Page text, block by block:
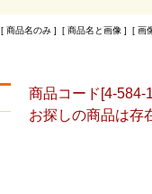
[ 商品名のみ ] [ 商品名と画像 ] [ 画
商品コード[4-584-
お探しの商品は存